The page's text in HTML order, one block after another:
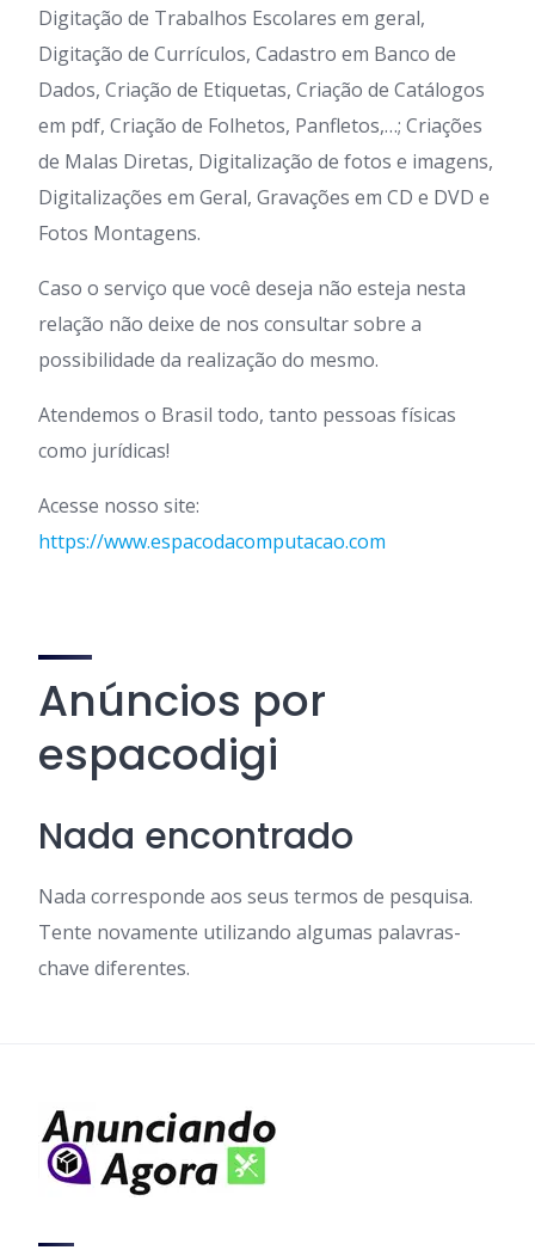
Digitação de Trabalhos Escolares em geral,
Digitação de Currículos, Cadastro em Banco de
Dados, Criação de Etiquetas, Criação de Catálogos
em pdf, Criação de Folhetos, Panfletos,…; Criações
de Malas Diretas, Digitalização de fotos e imagens,
Digitalizações em Geral, Gravações em CD e DVD e
Fotos Montagens.
Caso o serviço que você deseja não esteja nesta
relação não deixe de nos consultar sobre a
possibilidade da realização do mesmo.
Atendemos o Brasil todo, tanto pessoas físicas
como jurídicas!
Acesse nosso site:
https://www.espacodacomputacao.com
Anúncios por
espacodigi
Nada encontrado
Nada corresponde aos seus termos de pesquisa.
Tente novamente utilizando algumas palavras-
chave diferentes.